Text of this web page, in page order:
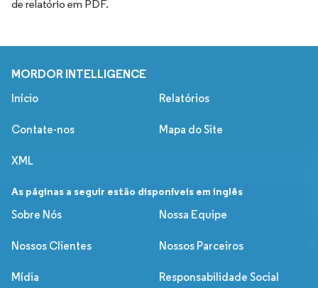
de relatório em PDF.
MORDOR INTELLIGENCE
Início Relatórios
Contate-nos Mapa do Site
XML
As páginas a seguir estão disponíveis em inglês
Sobre Nós
Nossa Equipe
Nossos Clientes Nossos Parceiros
Mídia Responsabilidade Social